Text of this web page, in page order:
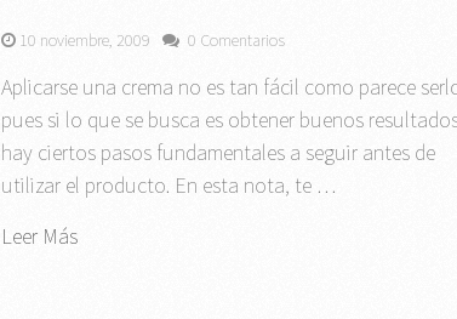
10 noviembre, 2009 0 Comentarios
Aplicarse una crema no es tan fácil como parece
pues si lo que se busca es obtener buenos
hay ciertos pasos fundamentales a seguir antes de
utilizar el producto. En esta nota, te …
Leer Más